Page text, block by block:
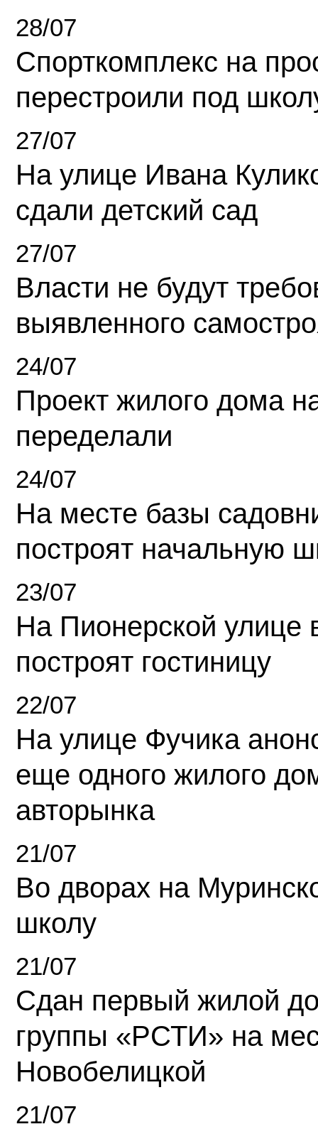
28/07
Спорткомплекс на
перестроили под
27/07
На улице Ивана
сдали детский сад
27/07
Власти не будут
выявленного
24/07
Проект жилого дома
переделали
24/07
На месте базы
построят начальную
23/07
На Пионерской улице
построят гостиницу
22/07
На улице Фучика
еще одного жилого
авторынка
21/07
Во дворах на
школу
21/07
Сдан первый жилой
группы «РСТИ» на
Новобелицкой
21/07